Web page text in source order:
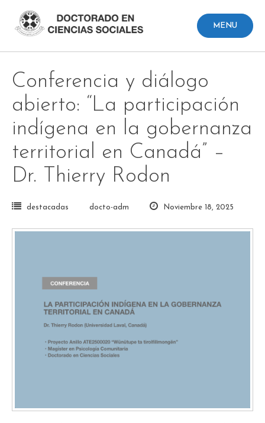
content
MENU
Conferencia y diálogo
abierto: “La participación
indígena en la gobernanza
territorial en Canadá” –
Dr. Thierry Rodon
destacadas docto-adm Noviembre 18, 2025